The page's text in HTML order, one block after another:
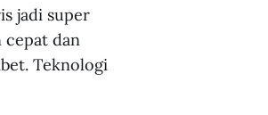
jadi super
cepat dan
Teknologi